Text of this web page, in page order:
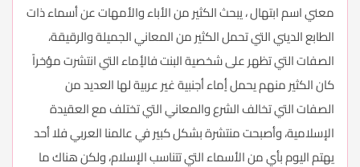
معني اسم ابتهال ، يبحث الكثير من الأباء والأمهات عن أسماء ذات
الطابع الديني التي تحمل الكثير من المعاني الجميلة والرقيقة،
الصفات التي تظهر على شخصية البنت فالأٍماء التي انتشرت مؤخراً
كان الكثير منهم يحمل أٍماء أجنبية غير عربية لها العديد من
الصفات التي تخالف الشرع والمعاني التي تختلف مع العقيدة
الإسلامية، وأصبحت منتشرة بشكل كبير في عالمنا العربي فلا أحد
يهتم اليوم بأي من الأسماء التي تتناسب الإسلام، ولكن هناك ما